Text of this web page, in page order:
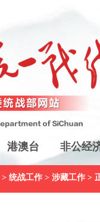
港澳台 非公经
> 统战工作 > 涉藏工作 >